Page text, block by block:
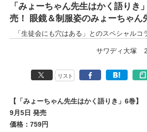
「みょーちゃん先生はかく語りき
売！ 眼鏡＆制服姿のみょーちゃん
「生徒会にも穴はある」とのスペシャルコ
サワディ大塚
リスト
【「みょーちゃん先生はかく語りき」6巻】
9月5日 発売
価格：759円